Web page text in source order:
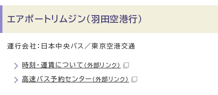
エアポートリムジン（羽田空港行）
運行会社：日本中央バス／東京空港交通
時刻・運賃について （外部リンク）
高速バス予約センター （外部リンク）